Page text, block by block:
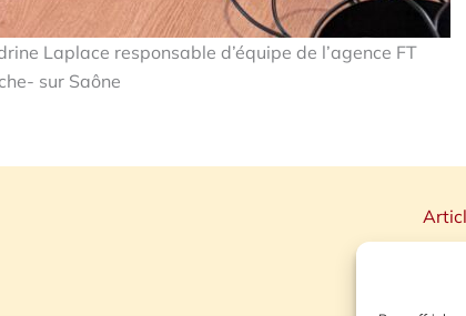
Laplace responsable d’équipe de l’agence FT
sur Saône